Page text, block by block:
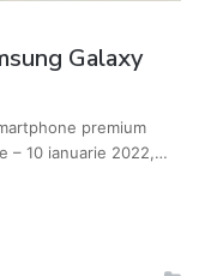
Galaxy
premium
– 10 ianuarie 2022,…